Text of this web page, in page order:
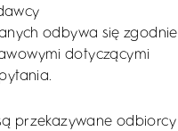
odbywa się zgodnie
dotyczącymi
przekazywane odbiorcy